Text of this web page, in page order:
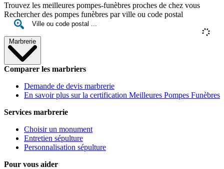
Trouvez les meilleures pompes-funèbres proches de chez vous
Rechercher des pompes funèbres par ville ou code postal
Marbrerie
Comparer les marbriers
Demande de devis marbrerie
En savoir plus sur la certification Meilleures Pompes Funèbres
Services marbrerie
Choisir un monument
Entretien sépulture
Personnalisation sépulture
Pour vous aider